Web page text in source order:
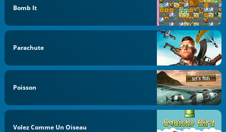
Bomb It
Parachute
Poisson
Volez Comme Un Oiseau